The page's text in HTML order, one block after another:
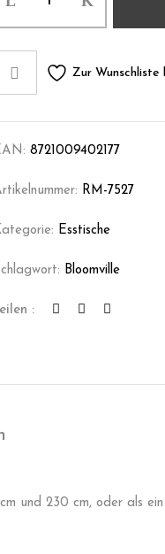
Zur Wunschliste
8721009402177
RM-7527
Esstische
Bloomville
:
und 230 cm, oder als